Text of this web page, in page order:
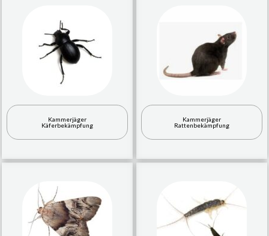
Kammerjäger
Käferbekämpfung
Kammerjäger
Rattenbekämpfung